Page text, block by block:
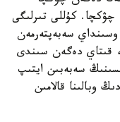
چۋكچا. كۇللى تىرلىگى
سەبەپتەرمەن
قىتاي دەگەن سىندى
سەبەبىن ايتىپ
وبالىنا قالامىن